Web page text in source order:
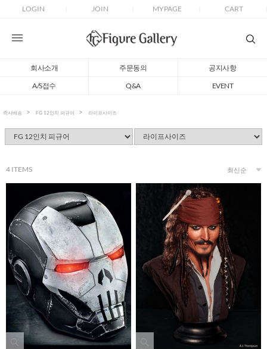
LOGIN JOIN MYPAGE CART
회사소개 주문동의
공지사항
A/S접수
Q&A EVENT
즉시배송 FG 12인치 피규어 라이프사이즈
4 ITEMS